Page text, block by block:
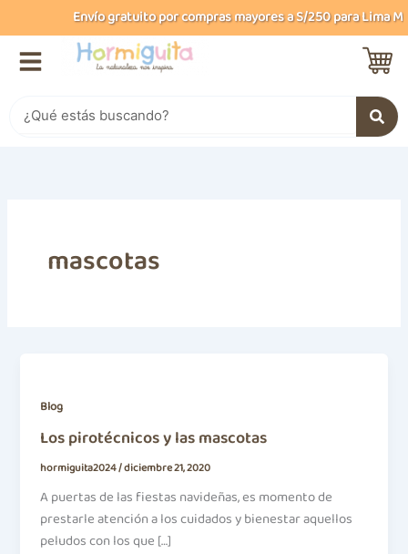
al
contenido
Envío gratuito por compras mayores a S/250 para Lima
mascotas
Blog
Los pirotécnicos y las mascotas
hormiguita2024/diciembre 21, 2020
A puertas de las fiestas navideñas, es momento de
prestarle atención a los cuidados y bienestar aquellos
peludos con los que […]